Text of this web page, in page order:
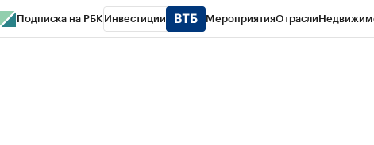
Подписка на РБК Инвестиции МероприятияОтрасли